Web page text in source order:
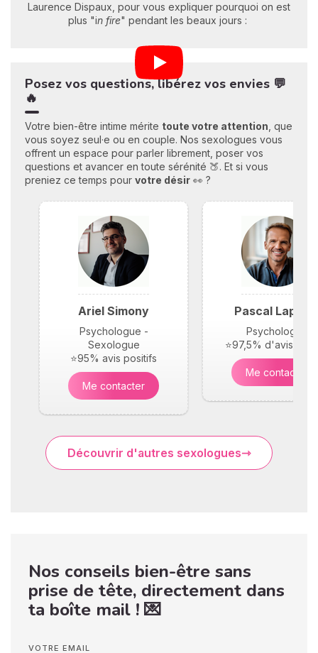
Laurence Dispaux, pour vous expliquer pourquoi on est
plus "in fire" pendant les beaux jours :
Posez vos questions, libérez vos envies 💬
🔥
Votre bien-être intime mérite toute votre attention , que
vous soyez seul·e ou en couple. Nos sexologues vous
offrent un espace pour parler librement, poser vos
questions et avancer en toute sérénité 🍑. Et si vous
preniez ce temps pour votre désir 👀 ?
Ariel Simony
Psychologue -
Sexologue
⭐95% avis positifs
Me contacter
Pascal
Psychologue
⭐97,5% d'avis
Me contacter
Découvrir d'autres sexologues
Nos conseils bien-être sans
prise de tête, directement dans
ta boîte mail ! 💌
VOTRE EMAIL